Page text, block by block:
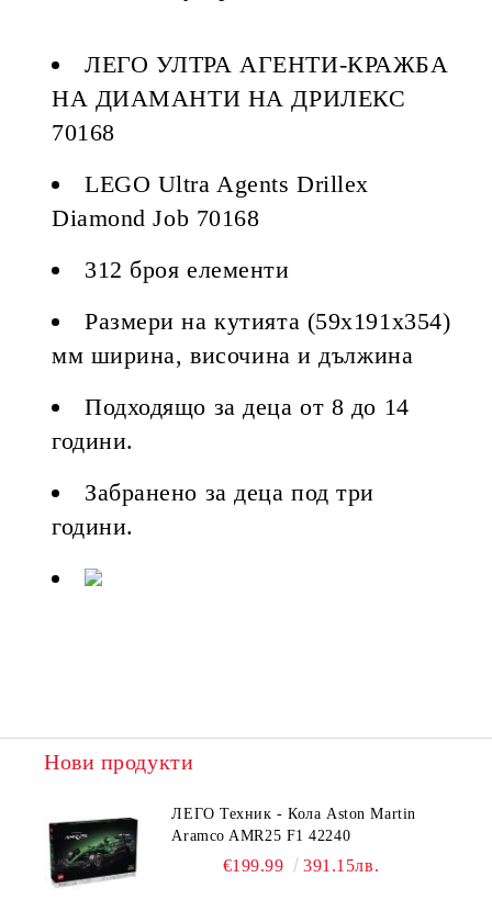
ЛЕГО УЛТРА АГЕНТИ-КРАЖБА
НА ДИАМАНТИ НА ДРИЛЕКС
70168
LEGO Ultra Agents Drillex
Diamond Job 70168
312 броя елементи
Размери на кутията (59х191х354)
мм ширина, височина и дължина
Подходящо за деца от 8 до 14
години.
Забранено за деца под три
години.
Нови продукти
ЛЕГО Техник - Кола Aston Martin
Aramco AMR25 F1 42240
€199.99 391.15лв.